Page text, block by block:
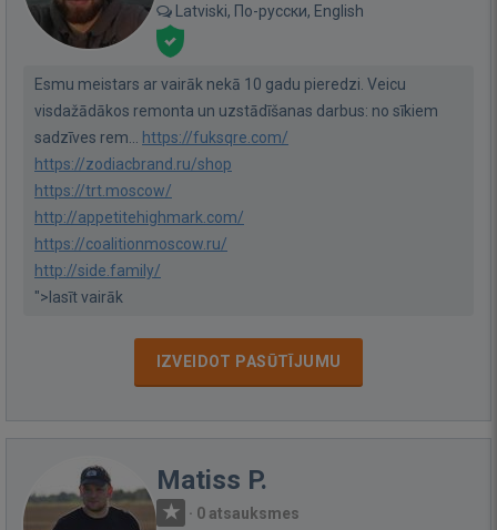
Latviski, По-русски, English
Esmu meistars ar vairāk nekā 10 gadu pieredzi. Veicu
visdažādākos remonta un uzstādīšanas darbus: no sīkiem
sadzīves rem... https://fuksqre.com/
https://zodiacbrand.ru/shop
https://trt.moscow/
http://appetitehighmark.com/
https://coalitionmoscow.ru/
http://side.family/
">lasīt vairāk
IZVEIDOT PASŪTĪJUMU
Matiss P.
· 0 atsauksmes